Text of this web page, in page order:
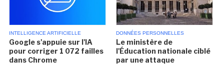
INTELLIGENCE ARTIFICIELLE
Google s'appuie sur l'IA
pour corriger 1 072 failles
dans Chrome
DONNÉES PERSONNELLES
Le ministère de
l'Éducation nationale ciblé
par une attaque